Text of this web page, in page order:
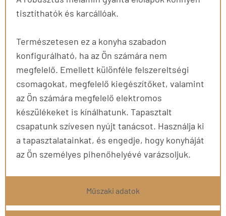
Műszaki adatok
tisztíthatók és karcállóak.
Természetesen ez a konyha szabadon
konfigurálható, ha az Ön számára nem
megfelelő. Emellett különféle felszereltségi
csomagokat, megfelelő kiegészítőket, valamint
az Ön számára megfelelő elektromos
készülékeket is kínálhatunk. Tapasztalt
csapatunk szívesen nyújt tanácsot. Használja ki
a tapasztalatainkat, és engedje, hogy konyháját
az Ön személyes pihenőhelyévé varázsoljuk.